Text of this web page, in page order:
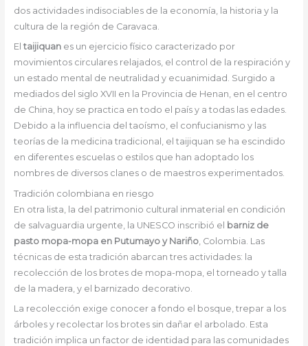
dos actividades indisociables de la economía, la historia y la
cultura de la región de Caravaca.
El taijiquanes un ejercicio físico caracterizado por
movimientos circulares relajados, el control de la respiración y
un estado mental de neutralidad y ecuanimidad. Surgido a
mediados del siglo XVII en la Provincia de Henan, en el centro
de China, hoy se practica en todo el país y a todas las edades.
Debido a la influencia del taoísmo, el confucianismo y las
teorías de la medicina tradicional, el taijiquan se ha escindido
en diferentes escuelas o estilos que han adoptado los
nombres de diversos clanes o de maestros experimentados.
Tradición colombiana en riesgo
En otra lista, la del patrimonio cultural inmaterial en condición
de salvaguardia urgente, la UNESCO inscribió el barniz de
pasto mopa-mopa en Putumayo y Nariño, Colombia. Las
técnicas de esta tradición abarcan tres actividades: la
recolección de los brotes de mopa-mopa, el torneado y talla
de la madera, y el barnizado decorativo.
La recolección exige conocer a fondo el bosque, trepar a los
árboles y recolectar los brotes sin dañar el arbolado. Esta
tradición implica un factor de identidad para las comunidades